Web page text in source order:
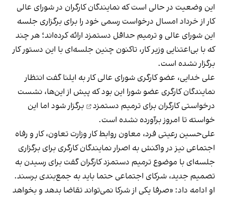
این وضعیت در حالی است که نمایندگان کارگران در شورای‌‌ عالی
کار از خرداد امسال درخواست رسمی خود را برای برگزاری جلسه
این شورای‌ عالی و ترمیم حداقل دستمزد ارائه کرده‌اند؛ هر چند
که با بی‌اعتنایی وزیر کار، تاکنون چنین جلسه‌ای با این دستور کار
برگزار نشده است.
علی خدایی، عضو کارگری شورای‌ عالی کار به ایلنا گفت انتظار
نمایندگان کارگری عضو شورا این بود که پیش از این‌ها، نشست
درخواستی کارگران برای ترمیم دستمزد
برگزار شود اما این
خواسته تا امروز برآورده نشده است.
علی‌حسین رعیتی فرد، معاون روابط کار وزارت تعاون، کار و رفاه
اجتماعی نیز در واکنش به اصرار نمایندگان کارگری برای برگزاری
جلسه‌ای با موضوع ترمیم دستمزد کارگران گفت برای رسیدن به
تصمیم جدید، شرکای اجتماعی حتما باید به جمع‌بندی برسند.
او ادامه داد: «صرفا یکی از شرکا نمی‌تواند تقاضا بدهد و بخواهد